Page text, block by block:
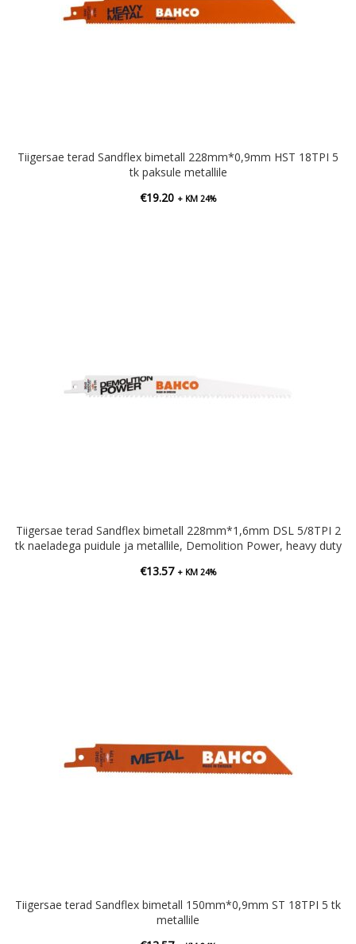
Tiigersae terad Sandflex bimetall 228mm*0,9mm HST 18TPI 5
tk paksule metallile
€19.20 + KM 24%
Tiigersae terad Sandflex bimetall 228mm*1,6mm DSL 5/8TPI 2
tk naeladega puidule ja metallile, Demolition Power, heavy duty
€13.57 + KM 24%
Tiigersae terad Sandflex bimetall 150mm*0,9mm ST 18TPI 5 tk
metallile